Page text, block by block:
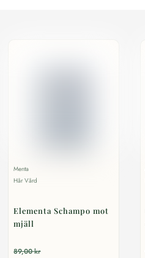
Menta
Hår Vård
Elementa Schampo mot
mjäll
89,00kr